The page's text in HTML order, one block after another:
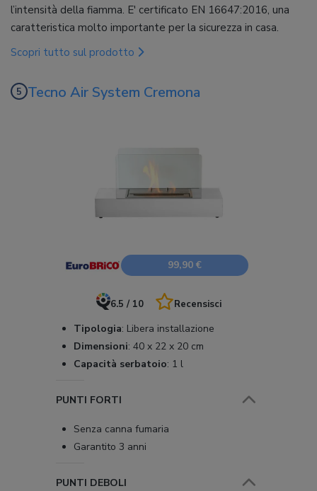
l’intensità della fiamma. E' certificato EN 16647:2016, una
caratteristica molto importante per la sicurezza in casa.
Scopri tutto sul prodotto
Tecno Air System Cremona
99,90 €
6.5 / 10 Recensisci
Tipologia: Libera installazione
Dimensioni: 40 x 22 x 20 cm
Capacità serbatoio: 1 l
PUNTI FORTI
Senza canna fumaria
Garantito 3 anni
PUNTI DEBOLI